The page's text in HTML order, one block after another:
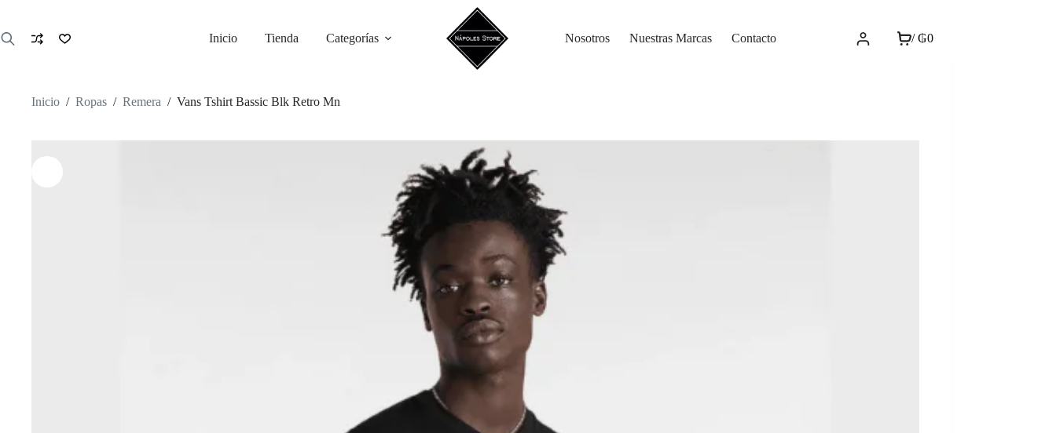
contenido
Inicio Tienda Categorías Nosotros Nuestras Marcas Contacto /₲0
Inicio / Ropas / Remera / Vans Tshirt Bassic Blk Retro Mn